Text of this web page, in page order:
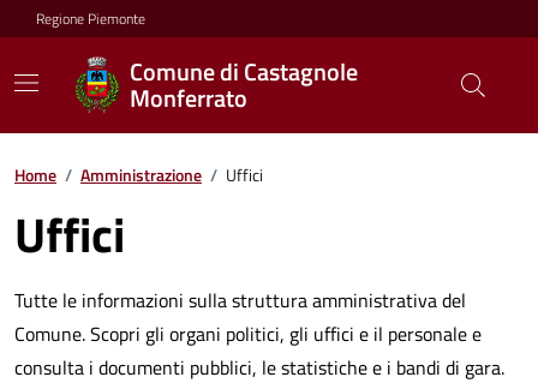
Regione Piemonte
Comune di Castagnole
Monferrato
Home / Amministrazione / Uffici
Uffici
Tutte le informazioni sulla struttura amministrativa del
Comune. Scopri gli organi politici, gli uffici e il personale e
consulta i documenti pubblici, le statistiche e i bandi di gara.